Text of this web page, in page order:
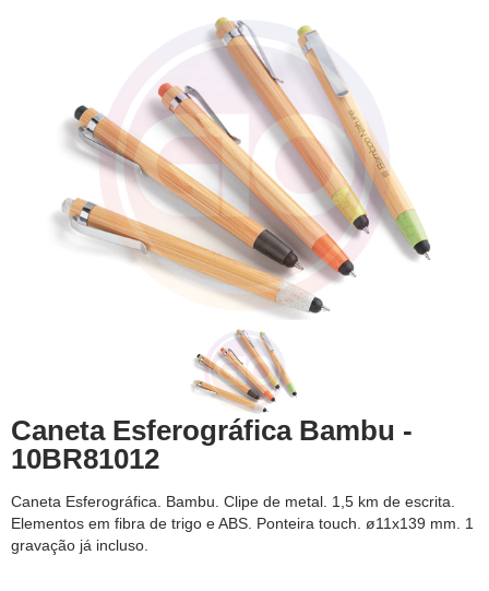
Caneta Esferográfica Bambu -
10BR81012
Caneta Esferográfica. Bambu. Clipe de metal. 1,5 km de escrita.
Elementos em fibra de trigo e ABS. Ponteira touch. ø11x139 mm. 1
gravação já incluso.